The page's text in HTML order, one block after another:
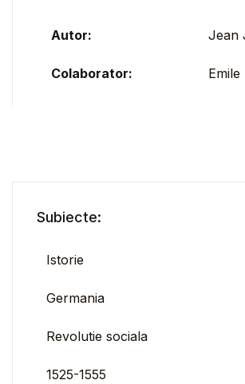
Autor: Jean
Colaborator: Emile
Subiecte:
Istorie
Germania
Revolutie sociala
1525-1555